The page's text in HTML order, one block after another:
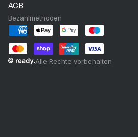
AGB
Bezahlmethoden
Alle Rechte vorbehalten